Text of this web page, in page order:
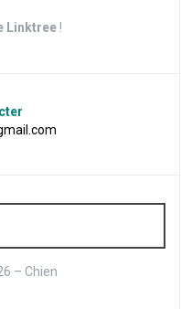
Linktree !
– Chien